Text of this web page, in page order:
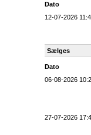
Dato
12-07-2026
Sælges
Dato
06-08-2026
27-07-2026